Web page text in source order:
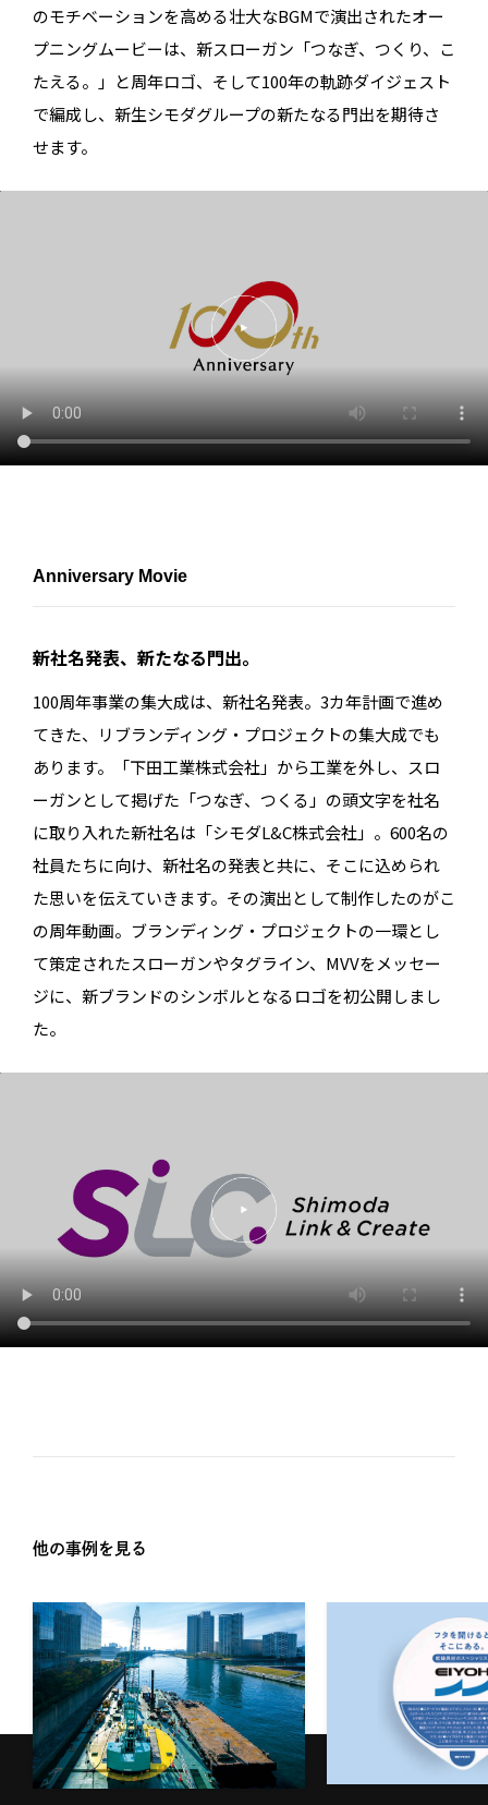
のモチベーションを高める壮大なBGMで演出されたオー
プニングムービーは、新スローガン「つなぎ、つくり、こ
たえる。」と周年ロゴ、そして100年の軌跡ダイジェスト
で編成し、新生シモダグループの新たなる門出を期待さ
せます。
Anniversary Movie
新社名発表、新たなる門出。
100周年事業の集大成は、新社名発表。3カ年計画で進め
てきた、リブランディング・プロジェクトの集大成でも
あります。「下田工業株式会社」から工業を外し、スロ
ーガンとして掲げた「つなぎ、つくる」の頭文字を社名
に取り入れた新社名は「シモダL&C株式会社」。600名の
社員たちに向け、新社名の発表と共に、そこに込められ
た思いを伝えていきます。その演出として制作したのがこ
の周年動画。ブランディング・プロジェクトの一環とし
て策定されたスローガンやタグライン、MVVをメッセー
ジに、新ブランドのシンボルとなるロゴを初公開しまし
た。
他の事例を見る